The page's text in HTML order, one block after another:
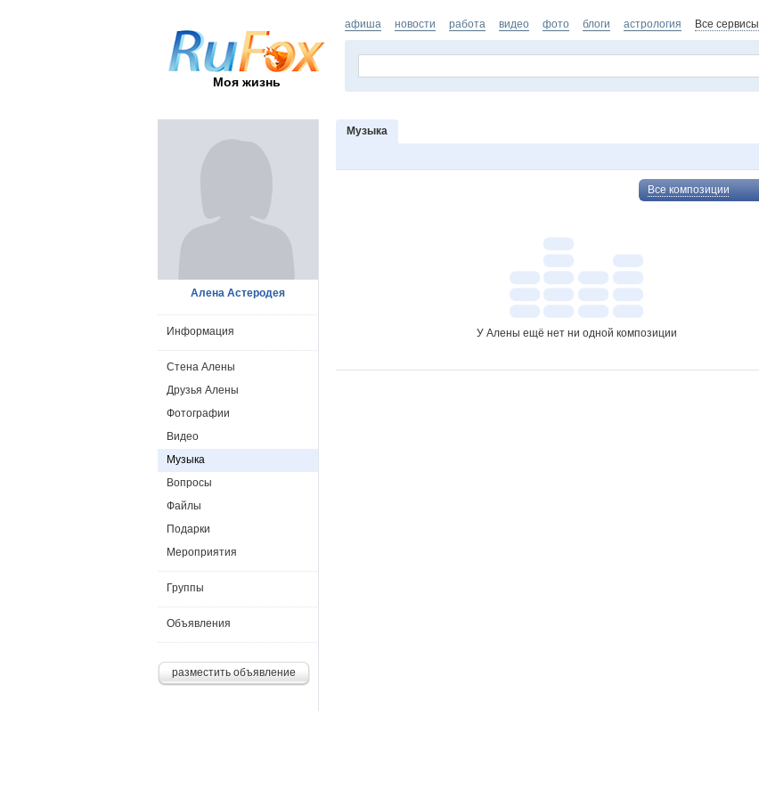
Моя жизнь
афиша новости работа видео фото блоги астрология Все сервисы
Музыка
Все композиции
У Алены ещё нет ни одной композиции
Алена Астеродея
Информация
Стена Алены
Друзья Алены
Фотографии
Видео
Музыка
Вопросы
Файлы
Подарки
Мероприятия
Группы
Объявления
разместить объявление